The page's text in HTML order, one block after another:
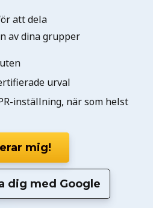
att dela
av dina grupper
urval
inställning, när som helst
mig!
dig med Google